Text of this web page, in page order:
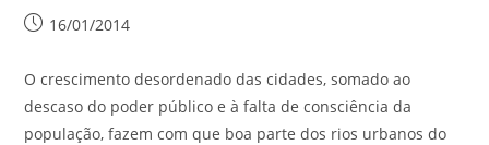
16/01/2014
O crescimento desordenado das cidades, somado ao
descaso do poder público e à falta de consciência da
população, fazem com que boa parte dos rios urbanos do